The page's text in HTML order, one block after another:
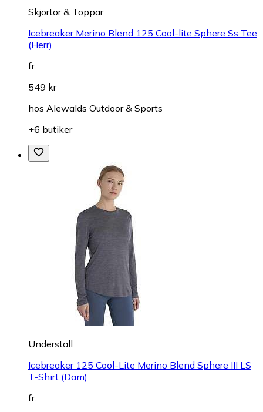
Skjortor & Toppar
Icebreaker Merino Blend 125 Cool-lite Sphere Ss Tee
(Herr)
fr.
549 kr
hos Alewalds Outdoor & Sports
+6 butiker
Underställ
Icebreaker 125 Cool-Lite Merino Blend Sphere III LS
T-Shirt (Dam)
fr.